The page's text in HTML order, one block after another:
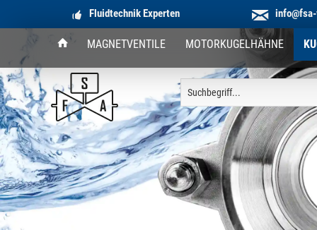
Fluidtechnik Experten
MAGNETVENTILE MOTORKUGELHÄHNE